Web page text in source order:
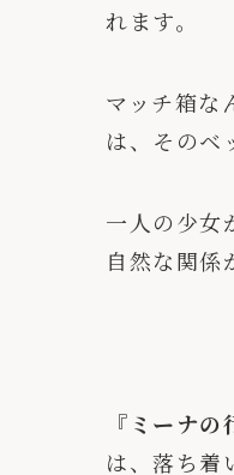
れます。
マッチ箱な
は、そのベ
一人の少女
自然な関係
『ミーナの
は、落ち着